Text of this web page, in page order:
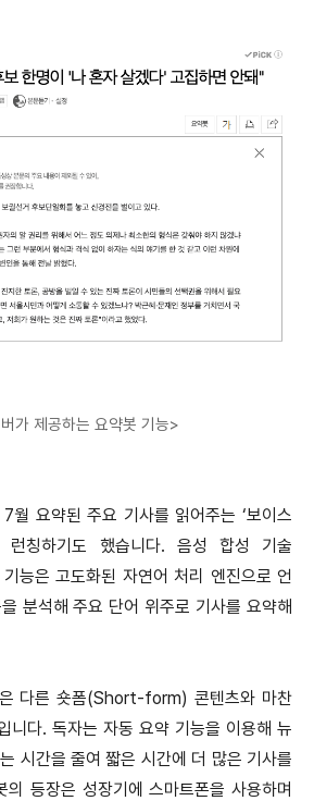
가 제공하는 요약봇 기능>
월 요약된 주요 기사를 읽어주는 ‘보이스
런칭하기도 했습니다. 음성 합성 기술
능은 고도화된 자연어 처리 엔진으로 언
분석해 주요 단어 위주로 기사를 요약해
다른 숏폼(Short-form) 콘텐츠와 마찬
니다. 독자는 자동 요약 기능을 이용해 뉴
시간을 줄여 짧은 시간에 더 많은 기사를
등장은 성장기에 스마트폰을 사용하며